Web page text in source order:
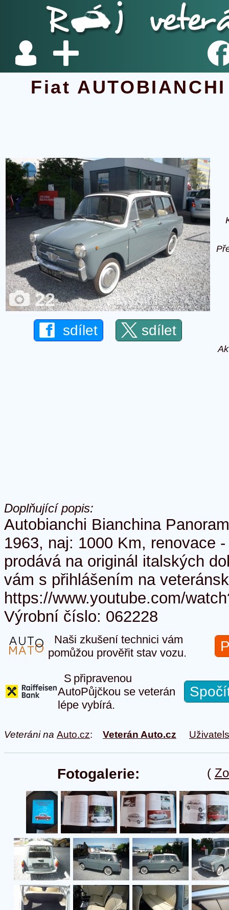
Fiat
22
sdílet sdílet
Doplňující popis:
Autobianchi Bianchina
1963, naj: 1000 Km, renovace
prodává na originál italských
vám s přihlášením na
https://www.youtube.com/
Výrobní číslo: 062228
Naši zkušení technici vám
pomůžou prověřit stav vozu.
S připravenou
AutoPůjčkou se veterán
lépe vybírá.
Veteráni na Auto.cz: Veterán Auto.cz
(
Fotogalerie: